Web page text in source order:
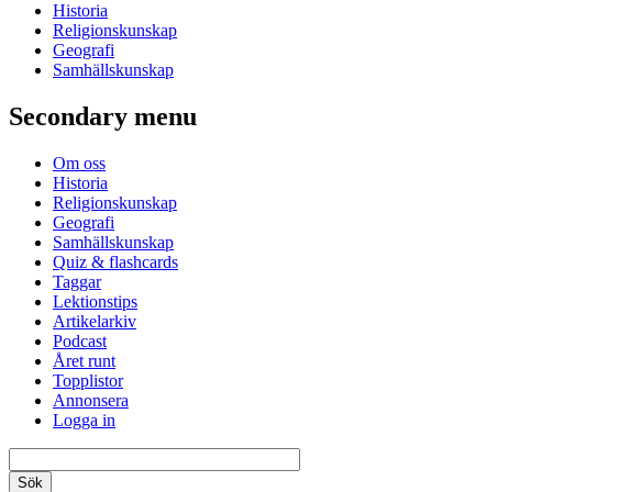
Historia
Religionskunskap
Geografi
Samhällskunskap
Secondary menu
Om oss
Historia
Religionskunskap
Geografi
Samhällskunskap
Quiz & flashcards
Taggar
Lektionstips
Artikelarkiv
Podcast
Året runt
Topplistor
Annonsera
Logga in